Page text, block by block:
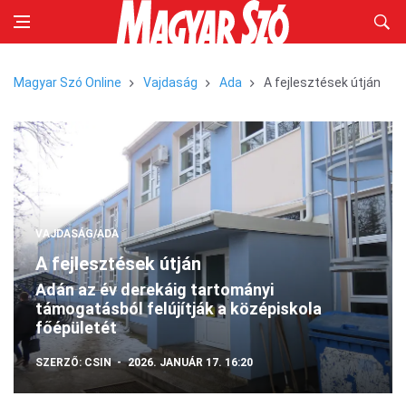
Magyar Szó Online Vajdaság Ada A fejlesztések útján
VAJDASÁG/ADA
A fejlesztések útján
Adán az év derekáig tartományi
támogatásból felújítják a középiskola
főépületét
SZERZŐ: CSIN 2026. JANUÁR 17. 16:20